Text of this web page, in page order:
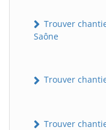
Trouver
Saône
Trouver
Trouver